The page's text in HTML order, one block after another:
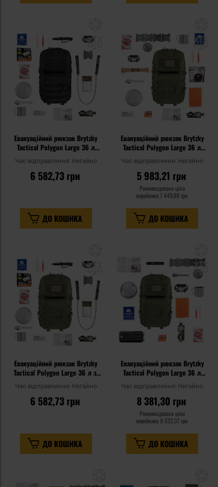
списку
уподобань
Евакуаційний рюкзак Brytzky
Tactical Polygon Large 36 л
Black Medium - зі
спорядженням
Час відправлення: Негайно
6 582,73 грн
ДО КОШИКА
Евакуаційний рюкзак Brytzky
Tactical Polygon Large 36 л
Olive Medium V2 - зі
спорядженням
Час відправлення: Негайно
5 983,21 грн
Рекомендована ціна
виробника 7 649,88 грн
ДО КОШИКА
списку
уподобань
Евакуаційний рюкзак Brytzky
Tactical Polygon Large 36 л зі
спорядженням - Olive
Час відправлення: Негайно
6 582,73 грн
ДО КОШИКА
Евакуаційний рюкзак Brytzky
Tactical Polygon Large 36 л
Olive Large V2 - зі
спорядженням
Час відправлення: Негайно
8 381,30 грн
Рекомендована ціна
виробника 9 532,37 грн
ДО КОШИКА